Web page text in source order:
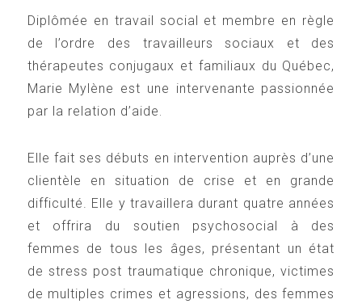
Diplômée en travail social et membre en règle
de l’ordre des travailleurs sociaux et des
thérapeutes conjugaux et familiaux du Québec,
Marie Mylène est une intervenante passionnée
par la relation d’aide.
Elle fait ses débuts en intervention auprès d’une
clientèle en situation de crise et en grande
difficulté. Elle y travaillera durant quatre années
et offrira du soutien psychosocial à des
femmes de tous les âges, présentant un état
de stress post traumatique chronique, victimes
de multiples crimes et agressions, des femmes